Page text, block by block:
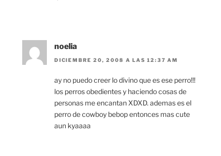
noelia
DICIEMBRE 20, 2008 A LAS 12:37 AM
ay no puedo creer lo divino que es ese perro!!!
los perros obedientes y haciendo cosas de
personas me encantan XDXD. ademas es el
perro de cowboy bebop entonces mas cute
aun kyaaaa